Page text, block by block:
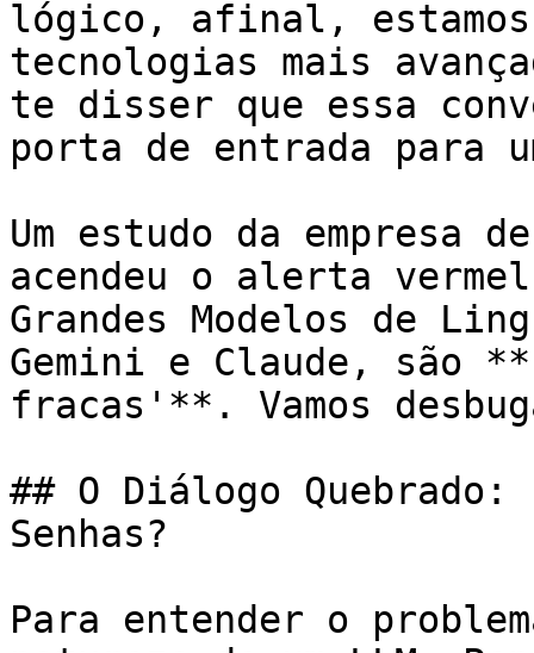
lógico, afinal, estamos
tecnologias mais
te disser que essa
porta de entrada para
Um estudo da empresa
acendeu o alerta
Grandes Modelos de
Gemini e Claude, são
fracas'**. Vamos
## O Diálogo
Senhas?
Para entender o